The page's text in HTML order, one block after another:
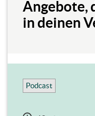
Angebote,
in deinen
Podcast